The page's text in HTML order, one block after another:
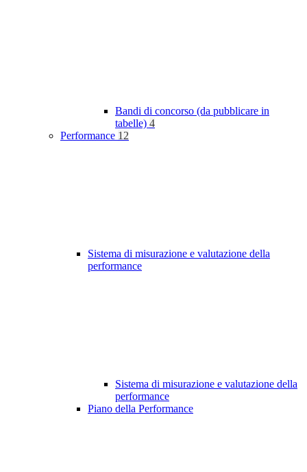
Bandi di concorso (da pubblicare in
tabelle) 4
Performance 12
Sistema di misurazione e valutazione della
performance
Sistema di misurazione e valutazione della
performance
Piano della Performance